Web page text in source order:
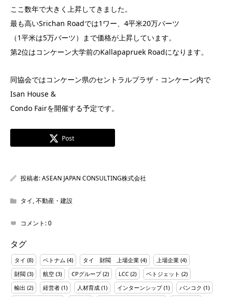
ここ数年で大きく上昇してきました。
最も高いSrichan Roadでは1ワー、4平米20万バーツ
（1平米は5万バーツ）まで価格が上昇しています。
第2位はコンケーン大学前のKallapapruek Roadになります。
同協会ではコンケーン県のセントラルプラザ・コンケーン内で
Isan House &
Condo Fairを開催する予定です。
Post
投稿者:ASEAN JAPAN CONSULTING株式会社
タイ,不動産・建設
コメント:0
タグ
タイ (8) ベトナム (4) タイ 財閥 上場企業 (4) 上場企業 (4)
財閥 (3) 航空 (3) CPグループ(2) LCC (2) ベトジェット (2)
輸出 (2) 経営者 (1) 人材育成 (1) インターンシップ(1) バンコク (1)